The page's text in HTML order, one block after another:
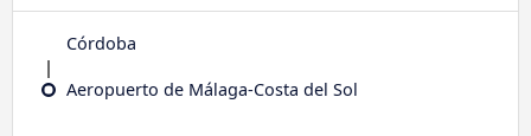
Córdoba
Aeropuerto de Málaga-Costa del Sol